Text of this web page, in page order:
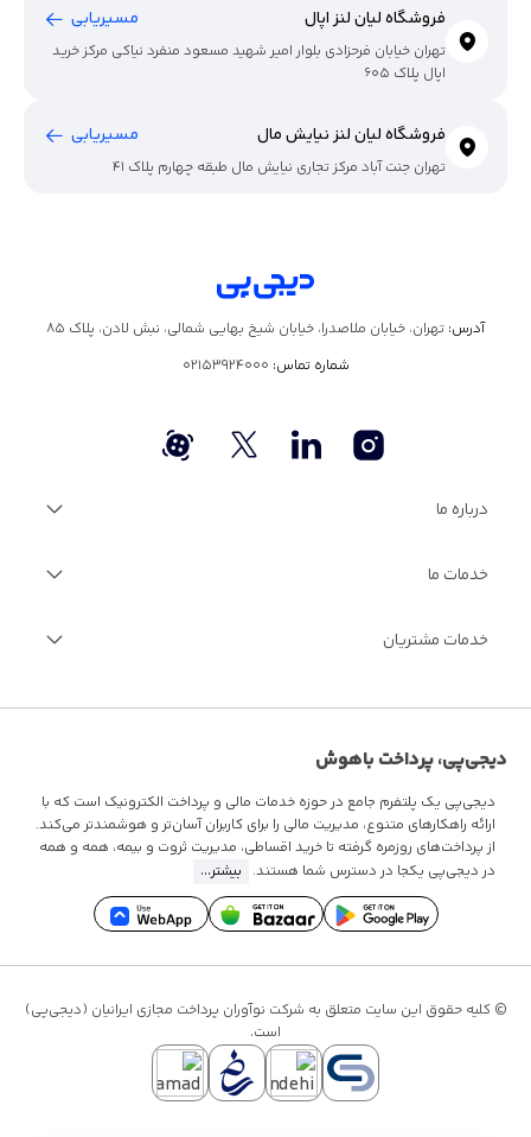
فروشگاه لیان لنز اپال مسیریابی
تهران خیابان فرحزادی بلوار امیر شهید مسعود منفرد نیاکی مرکز خرید
اپال پلاک 605
فروشگاه لیان لنز نیایش مال مسیریابی
تهران جنت آباد مرکز تجاری نیایش مال طبقه چهارم پلاک 41
آدرس: تهران، خیابان ملاصدرا، خیابان شیخ بهایی شمالی، نبش لادن، پلاک ۸۵
شماره تماس: 02153924000
درباره ما
گزارش سالانه
مستندات فنی
خدمات ما
خدمات ویژه مالی
خدمات مشتریان
قوانین و مقررات
دیجی‌پی، پرداخت باهوش
دیجی‌پی یک پلتفرم جامع در حوزه خدمات مالی و پرداخت الکترونیک است که با
ارائه راهکارهای متنوع، مدیریت مالی را برای کاربران آسان‌تر و هوشمندتر می‌کند.
از پرداخت‌های روزمره گرفته تا خرید اقساطی، مدیریت ثروت و بیمه، همه و همه
در دیجی‌پی یکجا در دسترس شما هستند. بیشتر...
© کلیه حقوق این سایت متعلق به شرکت نوآوران پرداخت مجازی ایرانیان (دیجی‌پی)
است.